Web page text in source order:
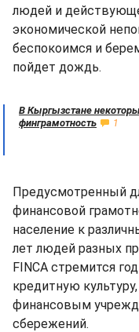
людей и
экономической
беспокоимся и
пойдет дождь.
В Кыргызстане
финграмотность
1
Предусмотренный
финансовой
население к
лет людей разных
FINCA стремится
кредитную
финансовым
сбережений.